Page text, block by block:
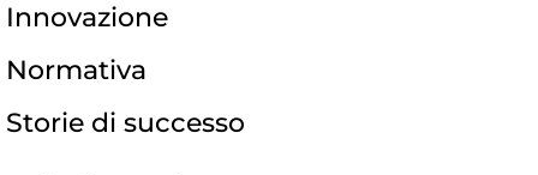
Innovazione
Normativa
Storie di successo